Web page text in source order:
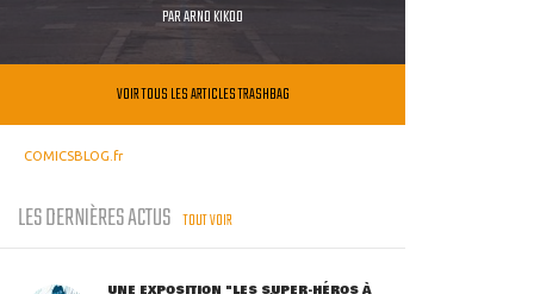
PARARNO KIKOO
VOIR TOUS LES ARTICLES TRASHBAG
COMICSBLOG.fr
LES DERNIÈRES ACTUS TOUT VOIR
UNE EXPOSITION "LES SUPER-HÉROS À